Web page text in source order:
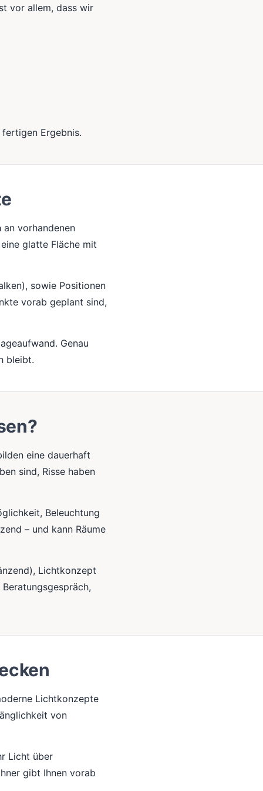
vor allem, dass wir
Ergebnis.
vorhandenen
glatte Fläche mit
sowie Positionen
vorab geplant sind,
Genau
bleibt.
eine dauerhaft
sind, Risse haben
Beleuchtung
– und kann Räume
Lichtkonzept
Lichtkonzepte
von
Licht über
gibt Ihnen vorab